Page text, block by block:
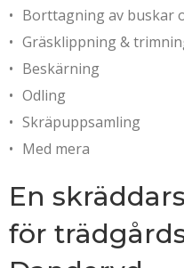
Borttagning av buskar
Gräsklippning &
Beskärning
Odling
Skräpuppsamling
Med mera
En
för